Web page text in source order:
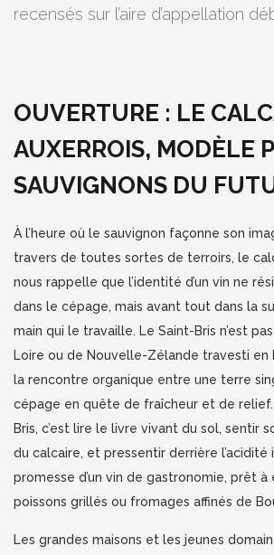
recensés sur l’aire d’appellation
OUVERTURE : LE
AUXERROIS, MODÈLE
SAUVIGNONS DU
À l’heure où le sauvignon façonne son
travers de toutes sortes de terroirs, le
nous rappelle que l’identité d’un vin ne
dans le cépage, mais avant tout dans la
main qui le travaille. Le Saint-Bris n’est
Loire ou de Nouvelle-Zélande travesti en
la rencontre organique entre une terre
cépage en quête de fraîcheur et de
Bris, c’est lire le livre vivant du sol, sentir
du calcaire, et pressentir derrière l’acidité
promesse d’un vin de gastronomie, prêt à
poissons grillés ou fromages affinés de
Les grandes maisons et les jeunes